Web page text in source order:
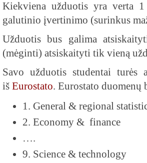
Kiekviena užduotis yra verta
galutinio įvertinimo (surinkus
Užduotis bus galima
(mėginti) atsiskaityti tik vieną
Savo užduotis studentai
iš Eurostato. Eurostato duomenų
1. General & regional
2. Economy & finance
….
9. Science & technology